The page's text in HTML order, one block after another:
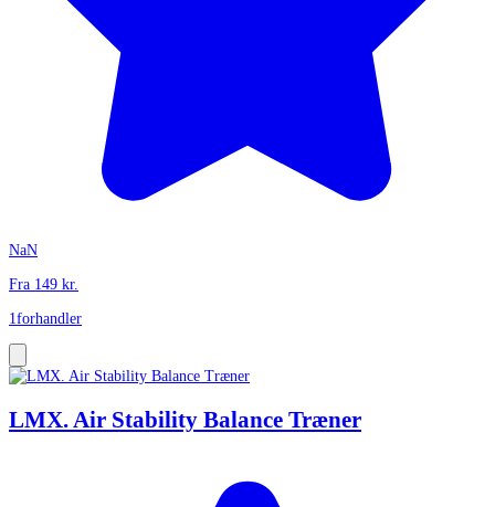
NaN
Fra 149 kr.
1forhandler
LMX. Air Stability Balance Træner